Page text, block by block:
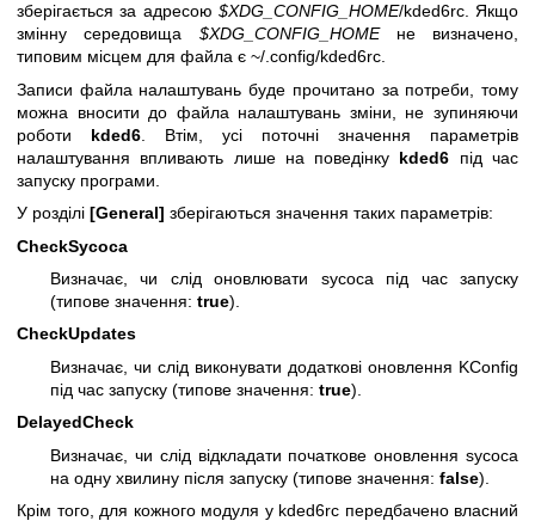
зберігається за адресою $XDG_CONFIG_HOME/kded6rc. Якщо
змінну середовища $XDG_CONFIG_HOMEне визначено,
типовим місцем для файла є ~/.config/kded6rc.
Записи файла налаштувань буде прочитано за потреби, тому
можна вносити до файла налаштувань зміни, не зупиняючи
роботи kded6 . Втім, усі поточні значення параметрів
налаштування впливають лише на поведінку kded6 під час
запуску програми.
У розділі [General] зберігаються значення таких параметрів:
CheckSycoca
Визначає, чи слід оновлювати sycoca під час запуску
(типове значення: true).
CheckUpdates
Визначає, чи слід виконувати додаткові оновлення KConfig
під час запуску (типове значення: true).
DelayedCheck
Визначає, чи слід відкладати початкове оновлення sycoca
на одну хвилину після запуску (типове значення: false).
Крім того, для кожного модуля у kded6rc передбачено власний